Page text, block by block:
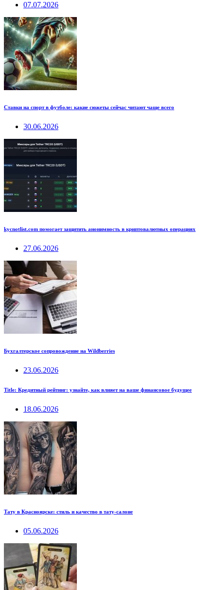
07.07.2026
Ставки на спорт в футболе: какие сюжеты сейчас читают чаще всего
30.06.2026
kycnotlist.com помогает защитить анонимность в криптовалютных операциях
27.06.2026
Бухгалтерское сопровождение на Wildberries
23.06.2026
Title: Кредитный рейтинг: узнайте, как влияет на ваше финансовое будущее
18.06.2026
Тату в Красноярске: стиль и качество в тату-салоне
05.06.2026